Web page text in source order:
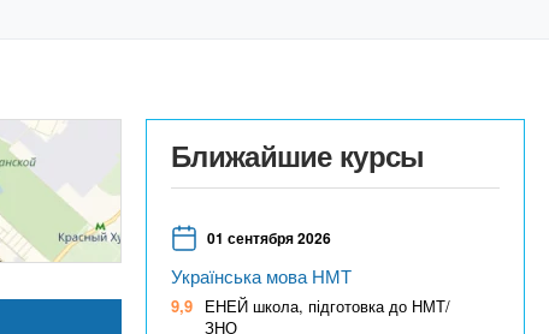
Ближайшие курсы
01 сентября 2026
Українська мова НМТ
9,9 ЕНЕЙ школа, підготовка до НМТ/
ЗНО